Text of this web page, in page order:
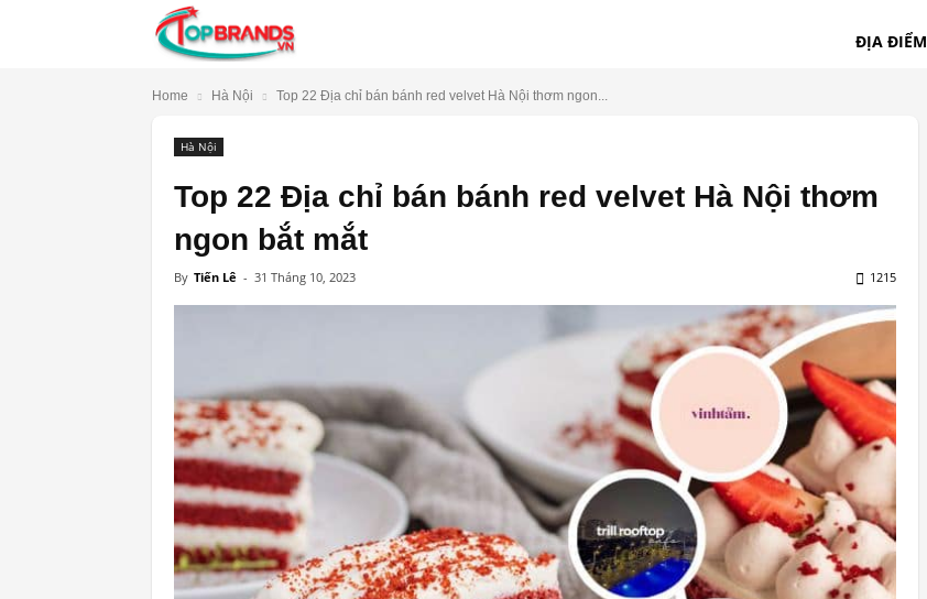
ĐỊA ĐIỂM
Home Hà Nội Top 22 Địa chỉ bán bánh red velvet Hà Nội thơm ngon...
Hà Nội
Top 22 Địa chỉ bán bánh red velvet Hà Nội thơm
ngon bắt mắt
By Tiến Lê - 31 Tháng 10, 2023 1215